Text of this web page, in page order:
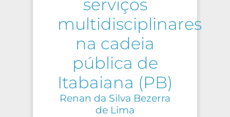
serviços
multidisciplinares
na cadeia
pública de
Itabaiana (PB)
Renan da Silva Bezerra
de Lima